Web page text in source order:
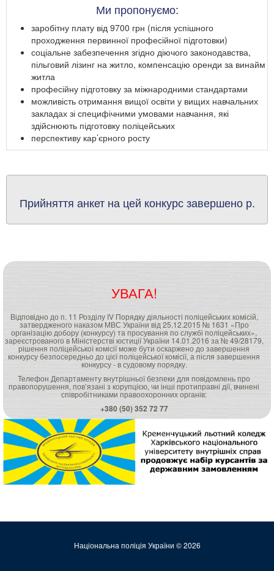
Ми пропонуємо:
заробітну плату від 9700 грн (після успішного
проходження первинної професійної підготовки)
соціальне забезпечення згідно діючого законодавства,
пільговий лізинг на житло, компенсацію оренди за винайм
житла
професійну підготовку за міжнародними стандартами
можливість отримання вищої освіти у вищих навчальних
закладах зі специфічними умовами навчання, які
здійснюють підготовку поліцейських
перспективу кар’єрного росту
Прийняття анкет на цей конкурс завершено р.
УВАГА!
Відповідно до п. 11 Розділу ІV Порядку діяльності поліцейських комісій,
затвердженого наказом МВС України від 25.12.2015 № 1631 «Про
організацію добору (конкурсу) та просування по службі поліцейських»,
зареєстрованого в Міністерстві юстиції України 14.01.2016 за № 49/28179,
рішення поліцейської комісії може бути оскаржено до завершення
конкурсу безпосередньо до цієї поліцейської комісії, а після завершення
конкурсу - в судовому порядку.
Телефон Департаменту внутрішньої безпеки для повідомлень про
правопорушення, пов’язані з корупцією, чи інші протиправні дії, вчинені
співробітниками правоохоронних органів:
+380 (50) 352 72 77
Національна поліція України © 2026